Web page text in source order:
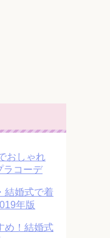
おしゃれ
ラコーデ
結婚式で着
年版
め！結婚式